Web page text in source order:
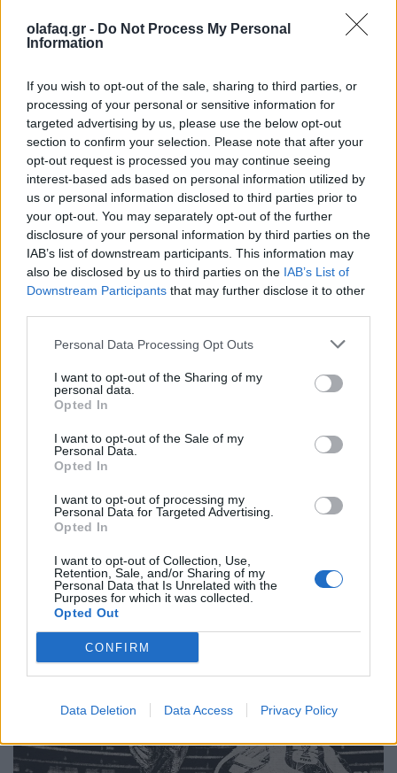
olafaq.gr - Do Not Process My Personal
Information
If you wish to opt-out of the sale, sharing to third parties, or
processing of your personal or sensitive information for
targeted advertising by us, please use the below opt-out
section to confirm your selection. Please note that after your
opt-out request is processed you may continue seeing
interest-based ads based on personal information utilized by
us or personal information disclosed to third parties prior to
your opt-out. You may separately opt-out of the further
disclosure of your personal information by third parties on the
IAB’s list of downstream participants. This information may
also be disclosed by us to third parties on the IAB’s List of
Downstream Participants that may further disclose it to other
Personal Data Processing Opt Outs
I want to opt-out of the Sharing of my
personal data.
Opted In
I want to opt-out of the Sale of my
Personal Data.
Opted In
I want to opt-out of processing my
Personal Data for Targeted Advertising.
Opted In
I want to opt-out of Collection, Use,
Retention, Sale, and/or Sharing of my
Personal Data that Is Unrelated with the
Purposes for which it was collected.
Opted Out
CONFIRM
Data Deletion Data Access Privacy Policy
πίστης
Κάθε καλοκαίρι δεν έρχονται μόνο οι συναυλίες. Έρχεται κι
εκείνος που θα σου πει αν αξίζεις να είσαι εκεί. Spoiler: «δεν
αξίζεις».
Απόψεις
Πολιτιστική στασιμότητα powered by AI:
Tο μέλλον μοιάζει ήδη βαρετό
20.05.26
Νέα έρευνα δείχνει πως όταν η τεχνητή νοημοσύνη τρέφεται
με δικό της περιεχόμενο, καταλήγει να παράγει όλο και πιο
άψυχο, προβλέψιμο και μέτριο υλικό. Με λίγα λόγια, το
internet μετατρέπεται σιγά σιγά